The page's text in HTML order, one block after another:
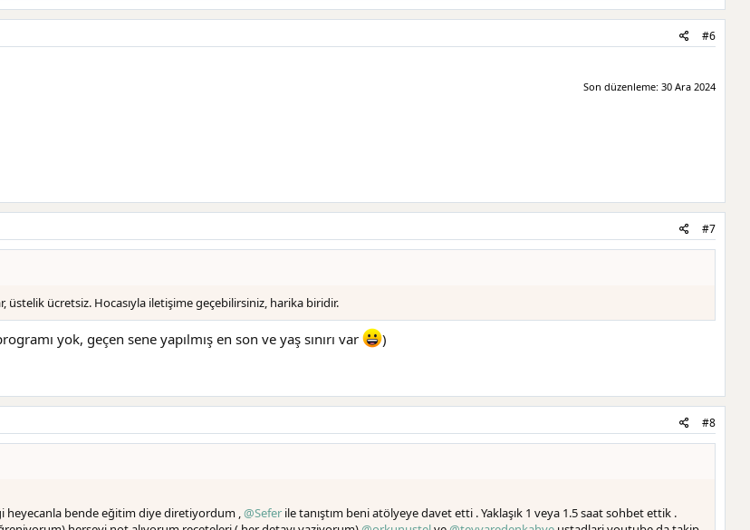
#6
Son düzenleme: 30 Ara 2024
#7
üstelik ücretsiz. Hocasıyla iletişime geçebilirsiniz, harika biridir.
yok, geçen sene yapılmış en son ve yaş sınırı var )
#8
heyecanla bende eğitim diye diretiyordum , @Sefer ile tanıştım beni atölyeye davet etti . Yaklaşık 1 veya 1.5 saat sohbet ettik .